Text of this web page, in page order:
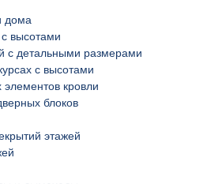
дома
высотами
с детальными размерами
с высотами
кровли
блоков
этажей